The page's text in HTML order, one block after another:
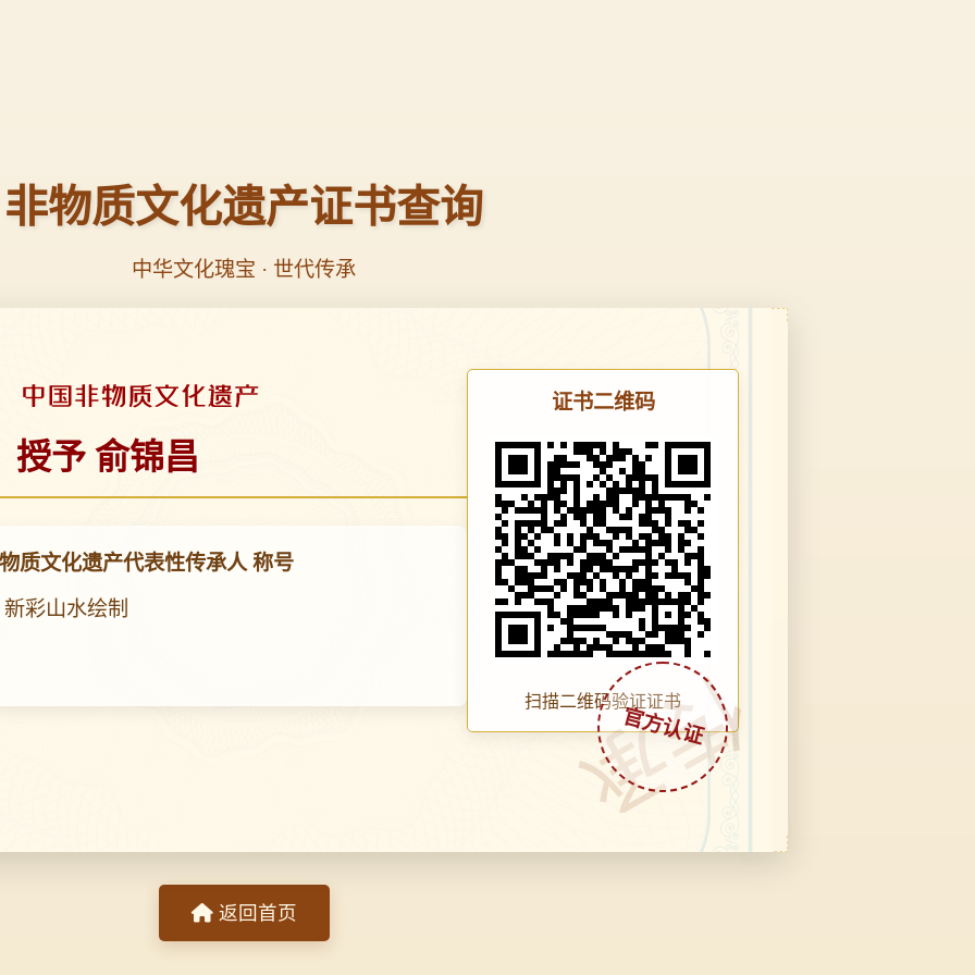
非物质文化遗产证书查询
中华文化瑰宝 · 世代传承
传承
授予 俞锦昌
质文化遗产代表性传承人 称号
彩山水绘制
证书二维码
扫描二维码验证证书
返回首页